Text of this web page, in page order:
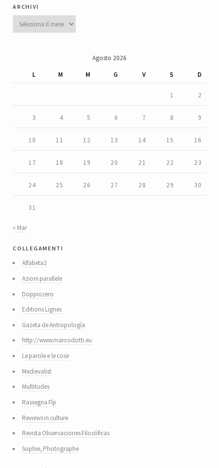
archivi
Archivi
Agosto 2026
L
M M G V S D
1 2
3 4 5 6 7 8 9
10 11 12 13 14 15 16
17 18 19 20 21 22 23
24 25 26 27 28 29 30
31
« Mar
collegamenti
Alfabeta2
Azioni parallele
Doppiozero
Editions Lignes
Gazeta de Antropología
http://www.marcodotti.eu
Le parole e le cose
Medievalist
Multitudes
Rassegna Flp
Reviews in culture
Revista Observaciones Filosóficas
Sophie, Photographe